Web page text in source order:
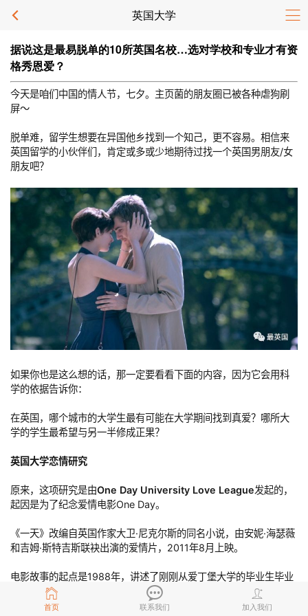
英国大学
首页 联系我们 加入我们
据说这是最易脱单的10所英国名校…选对学校和专业才有资
格秀恩爱？
今天是咱们中国的情人节，七夕。主页菌的朋友圈已被各种虐狗刷
屏～
脱单难，留学生想要在异国他乡找到一个知己，更不容易。相信来
英国留学的小伙伴们，肯定或多或少地期待过找一个英国男朋友/女
朋友吧？
如果你也是这么想的话，那一定要看看下面的内容，因为它会用科
学的依据告诉你：
在英国，哪个城市的大学生最有可能在大学期间找到真爱？哪所大
学的学生最希望与另一半修成正果？
英国大学恋情研究
原来，这项研究是由One Day University Love League发起的，
起因是为了纪念爱情电影One Day。
《一天》改编自英国作家大卫·尼克尔斯的同名小说，由安妮·海瑟薇
和吉姆·斯特吉斯联袂出演的爱情片，2011年8月上映。
电影故事的起点是1988年，讲述了刚刚从爱丁堡大学的毕业生毕业
的德克斯特和艾玛初次相识，然后在接下来的20年里，他们每一年
的这一天都会见面，只见一面聊聊彼此的生活。